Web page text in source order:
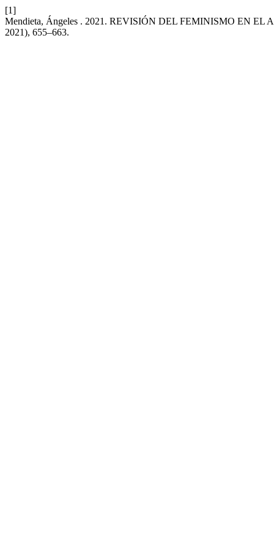
[1]
Mendieta, Ángeles . 2021. REVISIÓN DEL FEMINISMO EN
2021), 655–663.